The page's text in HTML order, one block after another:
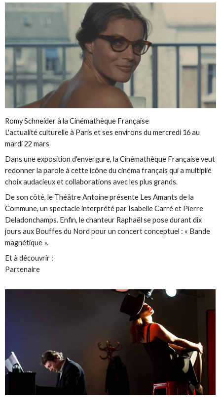
Romy Schneider à la Cinémathèque Française
L'actualité culturelle à Paris et ses environs du mercredi 16 au
mardi 22 mars
Dans une exposition d'envergure, la Cinémathèque Française veut
redonner la parole à cette icône du cinéma français qui a multiplié
choix audacieux et collaborations avec les plus grands.
De son côté, le Théâtre Antoine présente Les Amants de la
Commune, un spectacle interprété par Isabelle Carré et Pierre
Deladonchamps. Enfin, le chanteur Raphaël se pose durant dix
jours aux Bouffes du Nord pour un concert conceptuel : « Bande
magnétique ».
Et à découvrir :
Partenaire